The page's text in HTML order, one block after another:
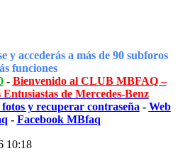
accederás a más de 90 subforos
funciones
- Bienvenido al CLUB MBFAQ –
de Mercedes-Benz
y recuperar contraseña - Web
- Facebook MBfaq
10:18